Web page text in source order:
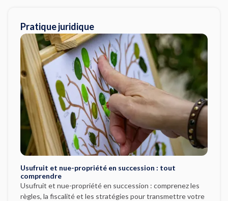
Pratique juridique
Usufruit et nue-propriété en succession : tout
comprendre
Usufruit et nue-propriété en succession : comprenez les
règles, la fiscalité et les stratégies pour transmettre votre